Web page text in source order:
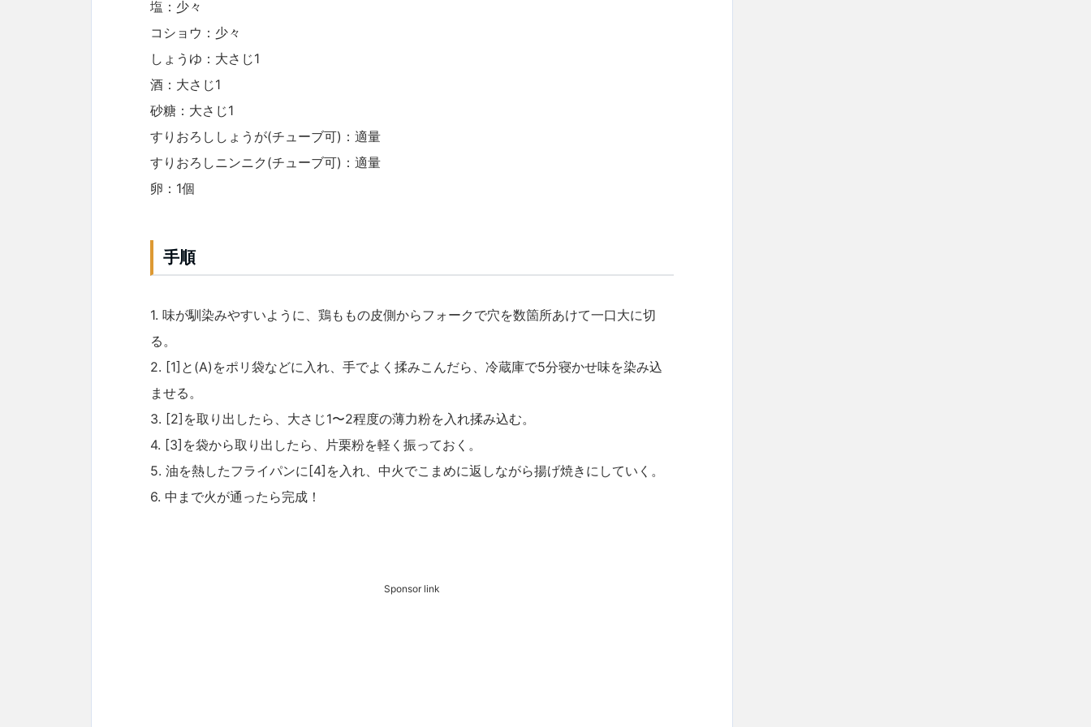
塩：少々
コショウ：少々
しょうゆ：大さじ1
酒：大さじ1
砂糖：大さじ1
すりおろししょうが(チューブ可)：適量
すりおろしニンニク(チューブ可)：適量
卵：1個
手順
1. 味が馴染みやすいように、鶏ももの皮側からフォークで穴を数箇所あけて一口大に切
る。
2. [1]と(A)をポリ袋などに入れ、手でよく揉みこんだら、冷蔵庫で5分寝かせ味を染み込
ませる。
3. [2]を取り出したら、大さじ1〜2程度の薄力粉を入れ揉み込む。
4. [3]を袋から取り出したら、片栗粉を軽く振っておく。
5. 油を熱したフライパンに[4]を入れ、中火でこまめに返しながら揚げ焼きにしていく。
6. 中まで火が通ったら完成！
Sponsor link